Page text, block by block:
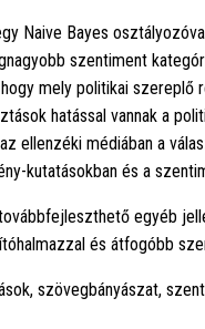
Naive Bayes
szentiment
mely politikai
hatással vannak a
ellenzéki médiában a
kutatásokban és a
egyéb
és átfogóbb
szövegbányászat,